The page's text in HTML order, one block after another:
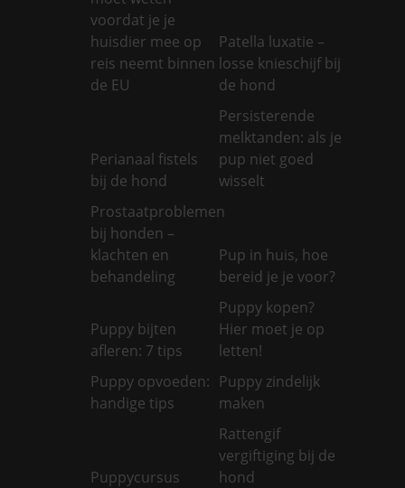
voordat je je
huisdier mee op
reis neemt binnen
de EU
Patella luxatie –
losse knieschijf bij
de hond
Perianaal fistels
bij de hond
Persisterende
melktanden: als je
pup niet goed
wisselt
Prostaatproblemen
bij honden –
klachten en
behandeling
Pup in huis, hoe
bereid je je voor?
Puppy bijten
afleren: 7 tips
Puppy kopen?
Hier moet je op
letten!
Puppy opvoeden:
handige tips
Puppy zindelijk
maken
Puppycursus
Rattengif
vergiftiging bij de
hond